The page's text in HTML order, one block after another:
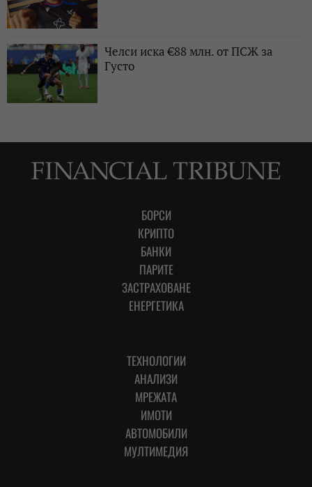
Челси иска €88 млн. от ПСЖ за
Густо
БОРСИ
КРИПТО
БАНКИ
ПАРИТЕ
ЗАСТРАХОВАНЕ
ЕНЕРГЕТИКА
ТЕХНОЛОГИИ
АНАЛИЗИ
МРЕЖАТА
ИМОТИ
АВТОМОБИЛИ
МУЛТИМЕДИЯ